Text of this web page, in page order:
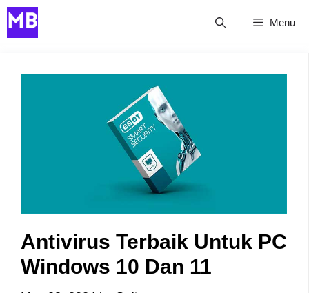
Skip
to
Menu
Antivirus Terbaik Untuk PC
Windows 10 Dan 11